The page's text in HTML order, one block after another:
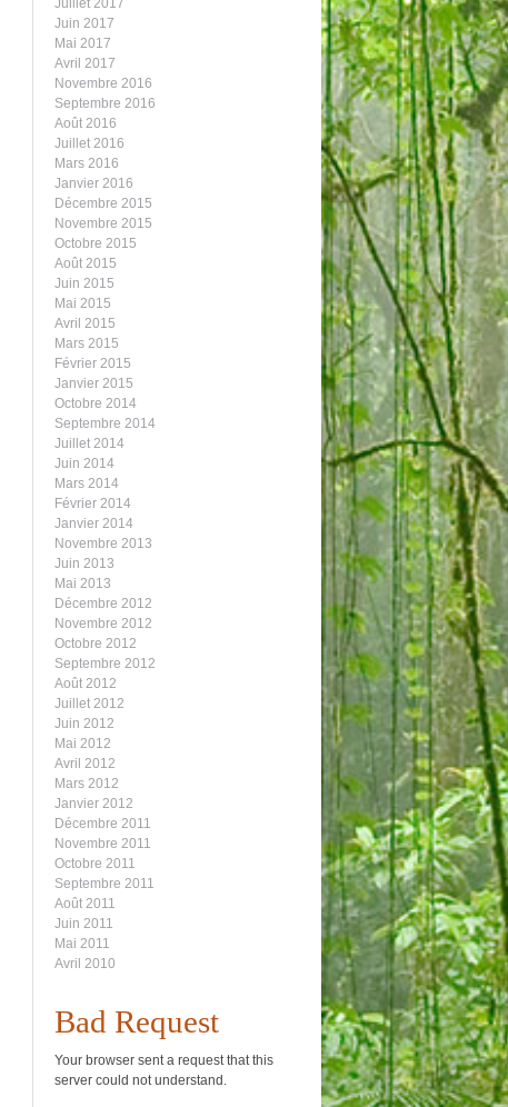
Juillet 2017
Juin 2017
Mai 2017
Avril 2017
Novembre 2016
Septembre 2016
Août 2016
Juillet 2016
Mars 2016
Janvier 2016
Décembre 2015
Novembre 2015
Octobre 2015
Août 2015
Juin 2015
Mai 2015
Avril 2015
Mars 2015
Février 2015
Janvier 2015
Octobre 2014
Septembre 2014
Juillet 2014
Juin 2014
Mars 2014
Février 2014
Janvier 2014
Novembre 2013
Juin 2013
Mai 2013
Décembre 2012
Novembre 2012
Octobre 2012
Septembre 2012
Août 2012
Juillet 2012
Juin 2012
Mai 2012
Avril 2012
Mars 2012
Janvier 2012
Décembre 2011
Novembre 2011
Octobre 2011
Septembre 2011
Août 2011
Juin 2011
Mai 2011
Avril 2010
Bad Request
Your browser sent a request that this
server could not understand.